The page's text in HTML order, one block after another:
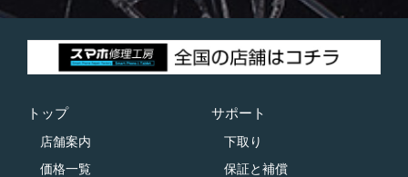
トップ
店舗案内
価格一覧
サポート
下取り
保証と補償